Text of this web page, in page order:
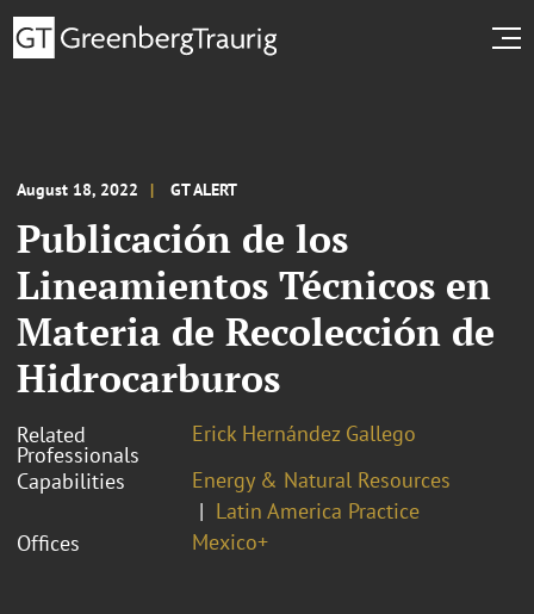
August 18, 2022 GT ALERT
Publicación de los
Lineamientos Técnicos en
Materia de Recolección de
Hidrocarburos
Related
Professionals
Erick Hernández Gallego
Capabilities
Energy & Natural Resources
Latin America Practice
Offices
Mexico+